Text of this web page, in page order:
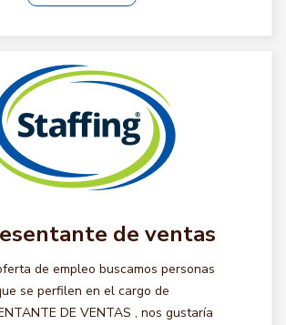
de ventas
de empleo buscamos personas
se perfilen en el cargo de
DE VENTAS , nos gustaría